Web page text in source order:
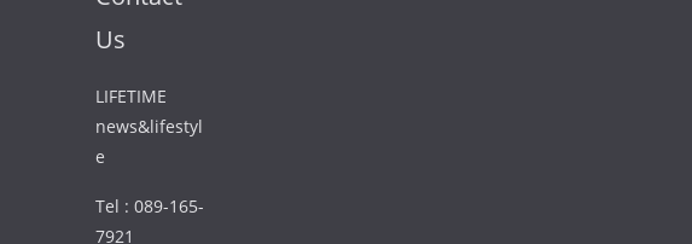
Us
LIFETIME
news&lifestyl
e
Tel : 089-165-
7921